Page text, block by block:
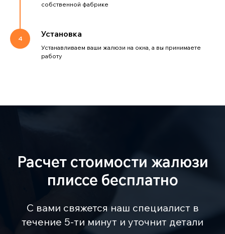
собственной фабрике
Установка
Устанавливаем ваши жалюзи на окна, а вы принимаете
работу
Расчет стоимости жалюзи
плиссе бесплатно
С вами свяжется наш специалист в
течение 5-ти минут и уточнит детали